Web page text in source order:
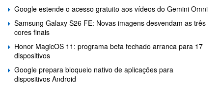
Google estende o acesso gratuito aos vídeos do Gemini Omni
Samsung Galaxy S26 FE: Novas imagens desvendam as três
cores finais
Honor MagicOS 11: programa beta fechado arranca para 17
dispositivos
Google prepara bloqueio nativo de aplicações para
dispositivos Android